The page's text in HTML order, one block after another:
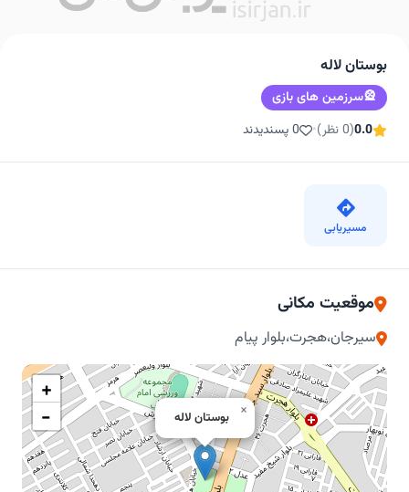
بوستان لاله
🎡سرزمین های بازی
0.0(0 نظر) • 0 پسندیدند
مسیریابی
موقعیت مکانی
سیرجان،هجرت،بلوار پیام
بوستان لاله ×
+
−